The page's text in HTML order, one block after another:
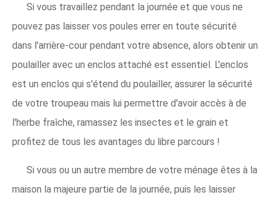
Si vous travaillez pendant la journée et que vous ne
pouvez pas laisser vos poules errer en toute sécurité
dans l'arrière-cour pendant votre absence, alors obtenir un
poulailler avec un enclos attaché est essentiel. L'enclos
est un enclos qui s'étend du poulailler, assurer la sécurité
de votre troupeau mais lui permettre d'avoir accès à de
l'herbe fraîche, ramassez les insectes et le grain et
profitez de tous les avantages du libre parcours !
Si vous ou un autre membre de votre ménage êtes à la
maison la majeure partie de la journée, puis les laisser